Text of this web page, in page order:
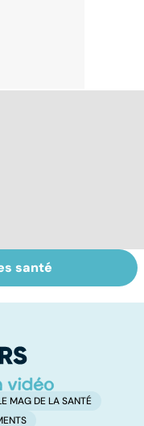
: une
santé
MAG DE LA SANTÉ